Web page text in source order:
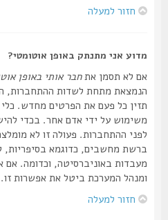
חזור למעלה
מדוע אני מתנתק באופן אוטומטי?
אם לא תסמן אתחבר אותי באופן
הנמצאת מתחת לשדות ההתחברות,
תזין כל פעם את הפרטים מחדש. כלי
משימוש על ידי אדם אחר. בכדי
לפני ההתחברות. פעולה זו לא מומלצת
ברשת מחשבים, כדוגמא בסיפריות,
מעבדות באוניברסיטה, וכדומה. אם
ומנהל המערכת ביטל את אפשרות זו.
חזור למעלה